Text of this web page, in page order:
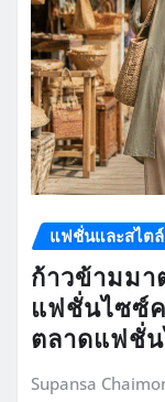
แฟชั่นและสไตล์
ก้าวข้ามมา
แฟชั่นไซซ์
ตลาดแฟชั่
Supansa